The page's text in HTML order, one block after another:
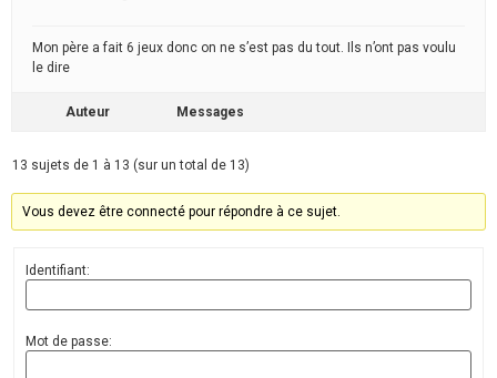
Mon père a fait 6 jeux donc on ne s’est pas du tout. Ils n’ont pas voulu
le dire
Auteur Messages
13 sujets de 1 à 13 (sur un total de 13)
Vous devez être connecté pour répondre à ce sujet.
Identifiant:
Mot de passe: